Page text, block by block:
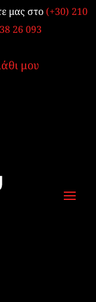
μας στο (+30) 210
26 093
μου